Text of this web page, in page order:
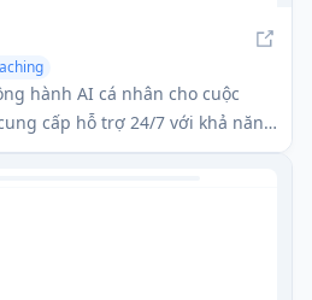
hành AI cá nhân cho cuộc
cấp hỗ trợ 24/7 với khả năng
đủ.